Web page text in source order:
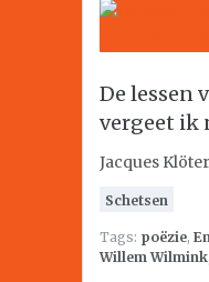
De lessen
vergeet ik
Jacques
Schetsen
Tags: poëzie,
Willem Wilmink